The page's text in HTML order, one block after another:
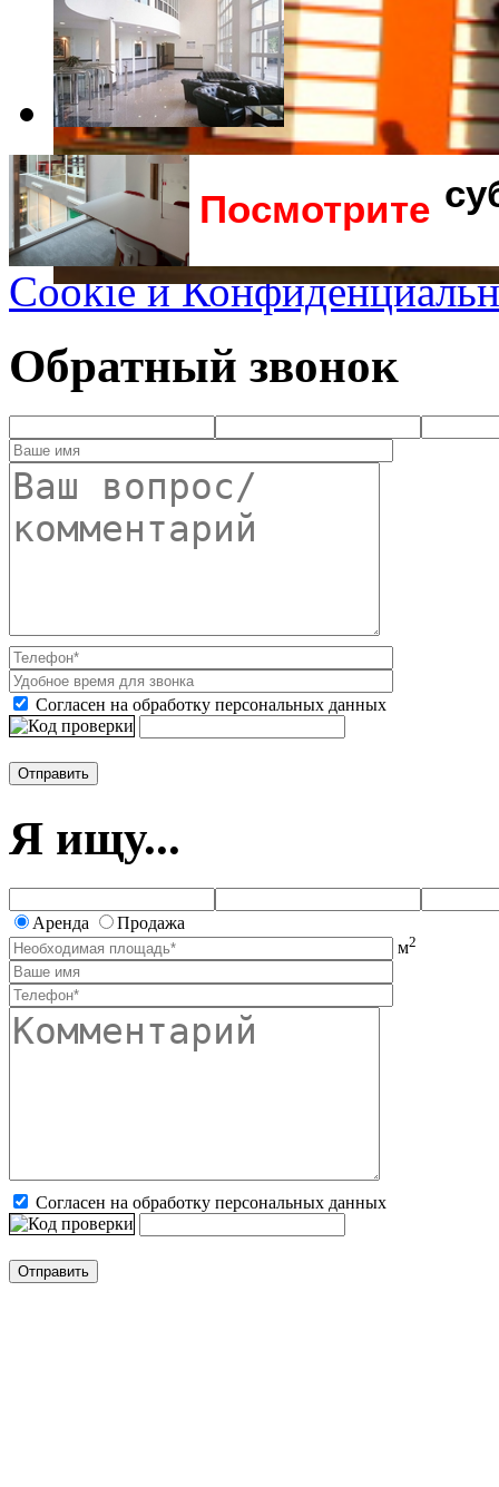
Посмотрите
Cookie и
Обратный звонок
Согласен на обработку персональных данных
Я ищу...
Аренда
Продажа
м2
Согласен на обработку персональных данных